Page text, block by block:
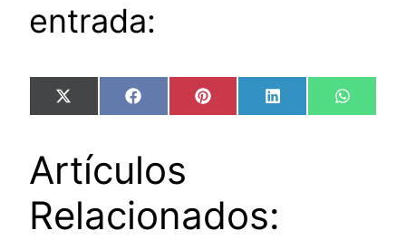
entrada:
Compartir
en
X
(Twitter)
Compartir
en
FacebookCompartir
en
Pinterest Compartir
en
LinkedIn
en
Artículos
Relacionados: